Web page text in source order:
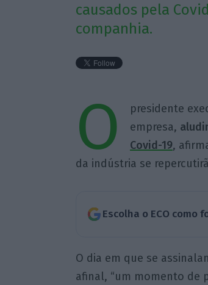
causados pela
companhia.
O
presidente
empresa,
Covid-19,
da indústria se
Escolha o ECO como
O dia em que se
afinal, “um momento de